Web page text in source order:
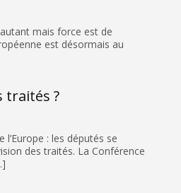
mais force est de
est désormais au
traités ?
l’Europe : les députés se
des traités. La Conférence